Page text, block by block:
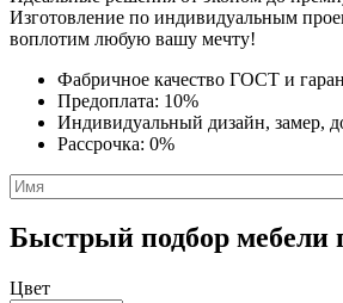
Изготовление по индивидуальным
воплотим любую вашу мечту!
Фабричное качество ГОСТ и
Предоплата: 10%
Индивидуальный дизайн, замер,
Рассрочка: 0%
Быстрый подбор мебели
Цвет